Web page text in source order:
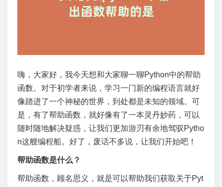
嗨，大家好，我今天想和大家聊一聊Python中的帮助
函数。对于初学者来说，学习一门新的编程语言就好
像踏进了一个神秘的世界，到处都是未知的领域。可
是，有了帮助函数，就好像有了一本灵丹妙药，可以
随时随地解决疑惑，让我们更加游刃有余地驾驭Pytho
n这艘编程船。好了，废话不多说，让我们开始吧！
帮助函数是什么？
帮助函数，顾名思义，就是可以帮助我们获取关于Pyt